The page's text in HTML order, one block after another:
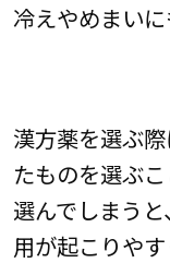
冷えやめまいに
漢方薬を選ぶ
たものを選ぶ
選んでしまう
用が起こりや